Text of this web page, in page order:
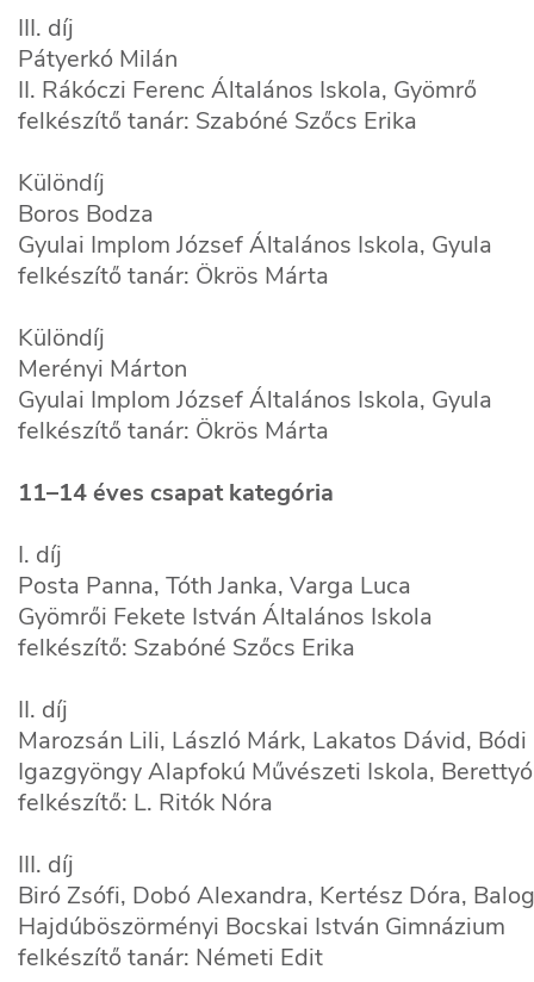
III. díj
Pátyerkó Milán
II. Rákóczi Ferenc Általános Iskola, Gyömrő
felkészítő tanár: Szabóné Szőcs Erika
Különdíj
Boros Bodza
Gyulai Implom József Általános Iskola, Gyula
felkészítő tanár: Ökrös Márta
Különdíj
Merényi Márton
Gyulai Implom József Általános Iskola, Gyula
felkészítő tanár: Ökrös Márta
11–14 éves csapat kategória
I. díj
Posta Panna, Tóth Janka, Varga Luca
Gyömrői Fekete István Általános Iskola
felkészítő: Szabóné Szőcs Erika
II. díj
Marozsán Lili, László Márk, Lakatos Dávid,
Igazgyöngy Alapfokú Művészeti Iskola,
felkészítő: L. Ritók Nóra
III. díj
Biró Zsófi, Dobó Alexandra, Kertész Dóra,
Hajdúböszörményi Bocskai István Gimnázium
felkészítő tanár: Németi Edit